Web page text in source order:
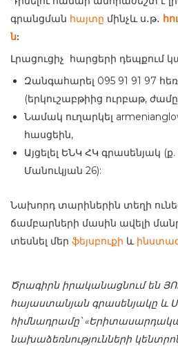
գրանցման հայտը մինչև ս․թ․
ն։
Լրացուցիչ հարցերի դեպքում
Զանգահարել 095 91 91 97
(երկուշաբթիից ուրբաթ, ժամը
Նամակ ուղարկել
հասցեին,
Այցելել ԵՆԿ ՀԿ գրասենյակ (ք.
Մանուկյան 26):
Նախորդ տարիներին տեղի
ճամբարների մասին ավելի
տեսնել մեր ֆեյսբուքի և
Ծրագիրն իրականացնում են
հայաստանյան գրասենյակը և
հիմնադրամը՝
նախաձեռնությունների